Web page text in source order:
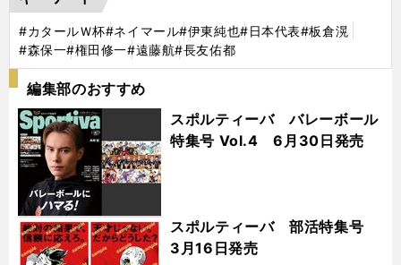
#カタールＷ杯#ネイマール#伊東純也#日本代表#板倉滉
#森保一#権田修一#遠藤航#長友佑都
編集部のおすすめ
スポルティーバ バレーボール
特集号 Vol.4 6月30日発売
スポルティーバ 部活特集号
3月16日発売